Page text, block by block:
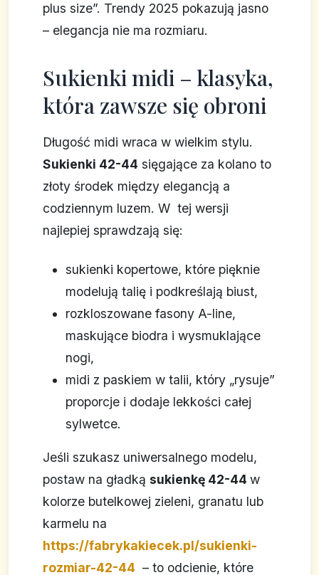
plus size”. Trendy 2025 pokazują jasno
– elegancja nie ma rozmiaru.
Sukienki midi – klasyka,
która zawsze się obroni
Długość midi wraca w wielkim stylu.
Sukienki 42-44 sięgające za kolano to
złoty środek między elegancją a
codziennym luzem. W tej wersji
najlepiej sprawdzają się:
sukienki kopertowe, które pięknie
modelują talię i podkreślają biust,
rozkloszowane fasony A-line,
maskujące biodra i wysmuklające
nogi,
midi z paskiem w talii, który „rysuje”
proporcje i dodaje lekkości całej
sylwetce.
Jeśli szukasz uniwersalnego modelu,
postaw na gładką sukienkę 42-44 w
kolorze butelkowej zieleni, granatu lub
karmelu na
https://fabrykakiecek.pl/sukienki-
rozmiar-42-44 – to odcienie, które